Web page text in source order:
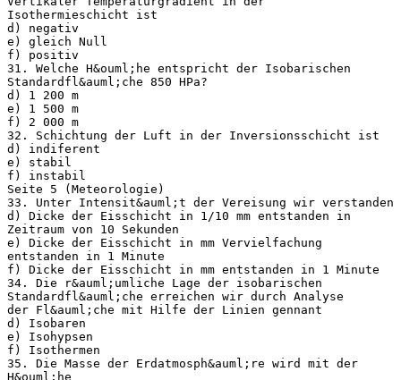
Isothermieschicht ist
d) negativ
e) gleich Null
f) positiv
31. Welche H&ouml;he entspricht der Isobarischen
Standardfl&auml;che 850 HPa?
d) 1 200 m
e) 1 500 m
f) 2 000 m
32. Schichtung der Luft in der Inversionsschicht ist
d) indiferent
e) stabil
f) instabil
Seite 5 (Meteorologie)
33. Unter Intensit&auml;t der Vereisung wir verstanden
d) Dicke der Eisschicht in 1/10 mm entstanden in
Zeitraum von 10 Sekunden
e) Dicke der Eisschicht in mm Vervielfachung
entstanden in 1 Minute
f) Dicke der Eisschicht in mm entstanden in 1 Minute
34. Die r&auml;umliche Lage der isobarischen
Standardfl&auml;che erreichen wir durch Analyse
der Fl&auml;che mit Hilfe der Linien gennant
d) Isobaren
e) Isohypsen
f) Isothermen
35. Die Masse der Erdatmosph&auml;re wird mit der
H&ouml;he